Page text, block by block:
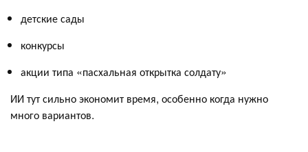
детские сады
конкурсы
акции типа «пасхальная открытка солдату»
ИИ тут сильно экономит время, особенно когда нужно
много вариантов.